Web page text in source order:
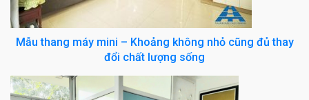
Mẫu thang máy mini – Khoảng không nhỏ cũng đủ thay
đổi chất lượng sống